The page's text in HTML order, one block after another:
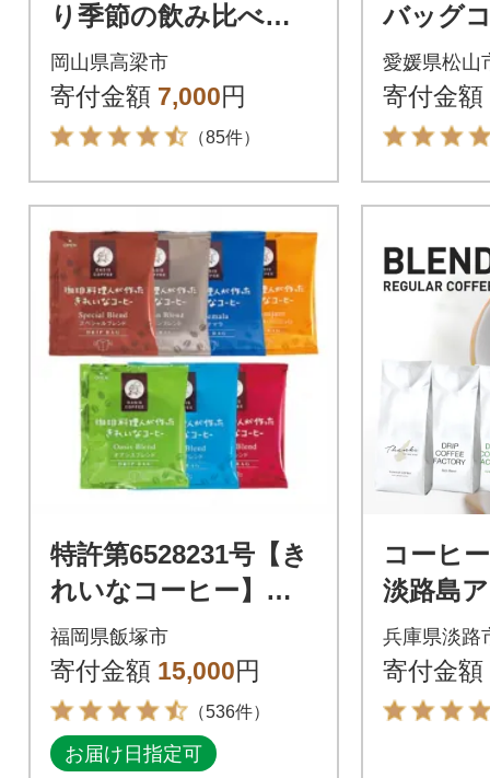
り季節の飲み比べセ
ット 600g(200g×3袋)
岡山県高梁市
寄付金額 7,000円
（85件）
バッグ
合わせ
愛媛県松山
寄付金額
特許第6528231号【き
れいなコーヒー】ド
リップバッグ7種セッ
ト(合計105袋)
福岡県飯塚市
寄付金額 15,000円
（536件）
お届け日指定可
コーヒ
淡路島
ト 3種
4袋)
兵庫県淡路
寄付金額